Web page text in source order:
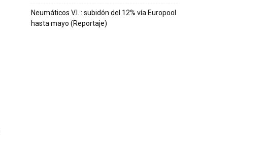
Neumáticos V.I. : subidón del 12% vía Europool
hasta mayo (Reportaje)